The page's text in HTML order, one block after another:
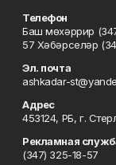
Телефон
Баш мөхәррир
57 Хәбәрселәр
Эл. почта
ashkadar-
Адрес
453124, РБ, г.
Рекламная
(347) 325-18-57